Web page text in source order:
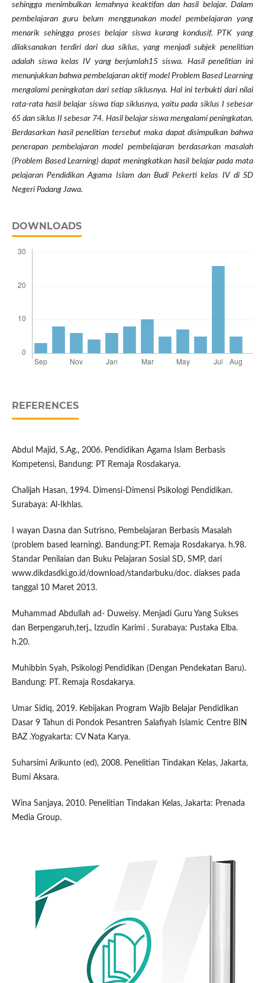
sehingga menimbulkan lemahnya keaktifan dan hasil belajar. Dalam
pembelajaran guru belum menggunakan model pembelajaran yang
menarik sehingga proses belajar siswa kurang kondusif. PTK
yang
dilaksanakan terdiri dari dua siklus, yang menjadi subjek penelitian
adalah siswa kelas IV yang berjumlah15 siswa.
Hasil penelitian ini
menunjukkan bahwa pembelajaran aktif model Problem Based Learning
mengalami peningkatan dari setiap siklusnya. Hal ini terbukti dari nilai
rata-rata hasil belajar siswa tiap siklusnya, yaitu pada siklus I sebesar
65 dan siklus II sebesar 74. Hasil belajar siswa mengalami peningkatan.
Berdasarkan hasil penelitian tersebut maka dapat disimpulkan bahwa
penerapan pembelajaran model pembelajaran berdasarkan masalah
(Problem Based Learning) dapat meningkatkan hasil belajar pada mata
pelajaran Pendidikan Agama Islam dan Budi Pekerti kelas IV di SD
Negeri Padang Jawa.
DOWNLOADS
REFERENCES
Abdul Majid, S.Ag., 2006. Pendidikan Agama Islam Berbasis
Kompetensi, Bandung: PT Remaja Rosdakarya.
Chalijah Hasan, 1994. Dimensi-Dimensi Psikologi Pendidikan.
Surabaya: Al-Ikhlas.
I wayan Dasna dan Sutrisno, Pembelajaran Berbasis Masalah
(problem based learning). Bandung:PT. Remaja Rosdakarya. h.98.
Standar Penilaian dan Buku Pelajaran Sosial SD, SMP, dari
www.dikdasdki.go.id/download/standarbuku/doc. diakses pada
tanggal 10 Maret 2013.
Muhammad Abdullah ad- Duweisy. Menjadi Guru Yang Sukses
dan Berpengaruh,terj., Izzudin Karimi . Surabaya: Pustaka Elba.
h.20.
Muhibbin Syah, Psikologi Pendidikan (Dengan Pendekatan Baru).
Bandung: PT. Remaja Rosdakarya.
Umar Sidiq, 2019. Kebijakan Program Wajib Belajar Pendidikan
Dasar 9 Tahun di Pondok Pesantren Salafiyah Islamic Centre BIN
BAZ .Yogyakarta: CV Nata Karya.
Suharsimi Arikunto (ed), 2008. Penelitian Tindakan Kelas, Jakarta,
Bumi Aksara.
Wina Sanjaya, 2010. Penelitian Tindakan Kelas, Jakarta: Prenada
Media Group.